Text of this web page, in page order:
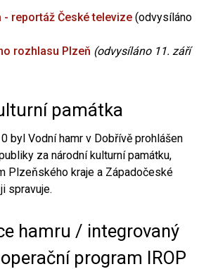
- reportáž České televize (odvysíláno
rozhlasu Plzeň (odvysíláno 11. září
památka
byl Vodní hamr v Dobřívě prohlášen
za národní kulturní památku,
Plzeňského kraje a Západočeské
spravuje.
hamru / integrovaný
program IROP